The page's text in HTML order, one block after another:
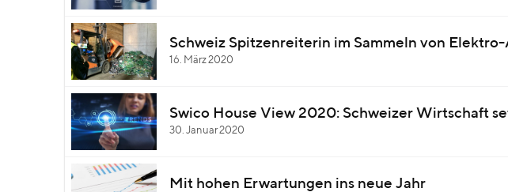
16. März 2020
Schweiz Spitzenreiterin im Sammeln von
30. Januar 2020
Swico House View 2020: Schweizer Wirtschaft
Mit hohen Erwartungen ins neue Jahr